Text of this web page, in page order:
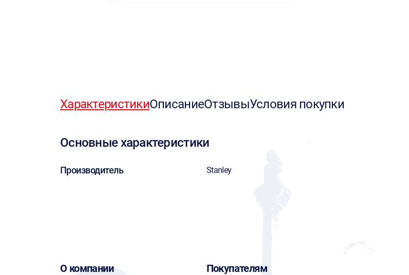
ХарактеристикиОписаниеОтзывыУсловия покупки
Основные характеристики
Производитель Stanley
О компании Покупателям